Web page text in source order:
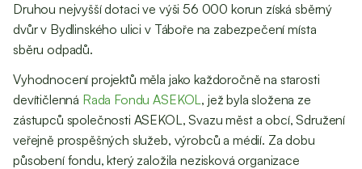
Druhou nejvyšší dotaci ve výši 56 000 korun získá sběrný
dvůr v Bydlinského ulici v Táboře na zabezpečení místa
sběru odpadů.
Vyhodnocení projektů měla jako každoročně na starosti
devítičlenná Rada Fondu ASEKOL, jež byla složena ze
zástupců společnosti ASEKOL, Svazu měst a obcí, Sdružení
veřejně prospěšných služeb, výrobců a médií. Za dobu
působení fondu, který založila nezisková organizace